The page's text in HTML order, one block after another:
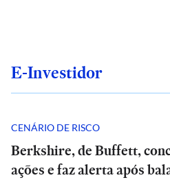
E-Investidor
CENÁRIO DE RISCO
Berkshire, de Buffett,
ações e faz alerta após